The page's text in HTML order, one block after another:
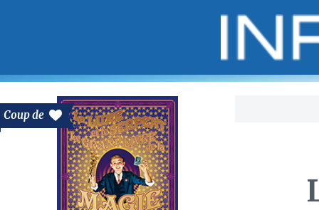
Coup de